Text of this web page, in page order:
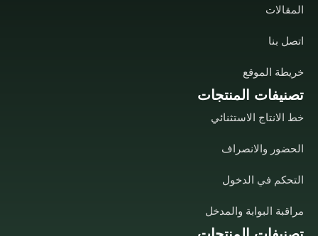
تصنيفات المنتجات
خط الانتاج الاستثنائي
الحضور والانصراف
التحكم في الدخول
مراقبة البوابة والمدخل
المقالات
اتصل بنا
خريطة الموقع